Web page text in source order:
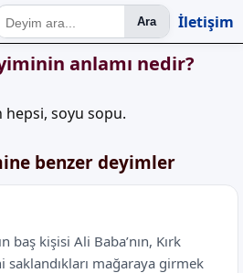
Ara İletişim
anlamı nedir?
soyu sopu.
benzer deyimler
baş kişisi Ali Baba’nın, Kırk
mağaraya girmek